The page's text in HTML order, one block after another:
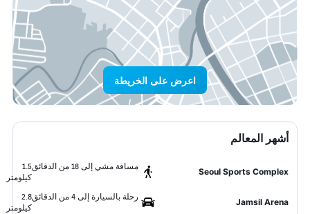
اعرض على الخريطة
أشهر المعالم
Seoul Sports Complex
مسافة مشي إلى 18 من الدقائق
1.5
كيلومتر
Jamsil Arena
رحلة بالسيارة إلى 4 من الدقائق
2.8
كيلومتر